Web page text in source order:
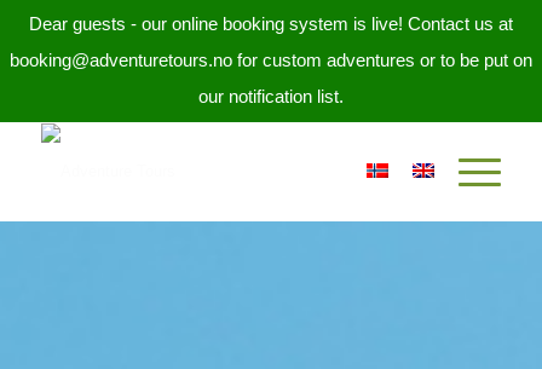
Dear guests - our online booking system is live! Contact us at
booking@adventuretours.no for custom adventures or to be put on
our notification list.